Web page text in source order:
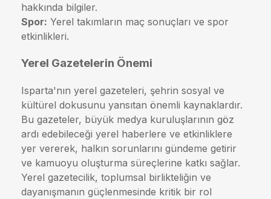
hakkında bilgiler.
Spor: Yerel takımların maç sonuçları ve spor
etkinlikleri.
Yerel Gazetelerin Önemi
Isparta'nın yerel gazeteleri, şehrin sosyal ve
kültürel dokusunu yansıtan önemli kaynaklardır.
Bu gazeteler, büyük medya kuruluşlarının göz
ardı edebileceği yerel haberlere ve etkinliklere
yer vererek, halkın sorunlarını gündeme getirir
ve kamuoyu oluşturma süreçlerine katkı sağlar.
Yerel gazetecilik, toplumsal birlikteliğin ve
dayanışmanın güçlenmesinde kritik bir rol